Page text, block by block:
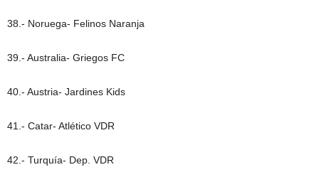
38.- Noruega- Felinos Naranja
39.- Australia- Griegos FC
40.- Austria- Jardines Kids
41.- Catar- Atlético VDR
42.- Turquía- Dep. VDR